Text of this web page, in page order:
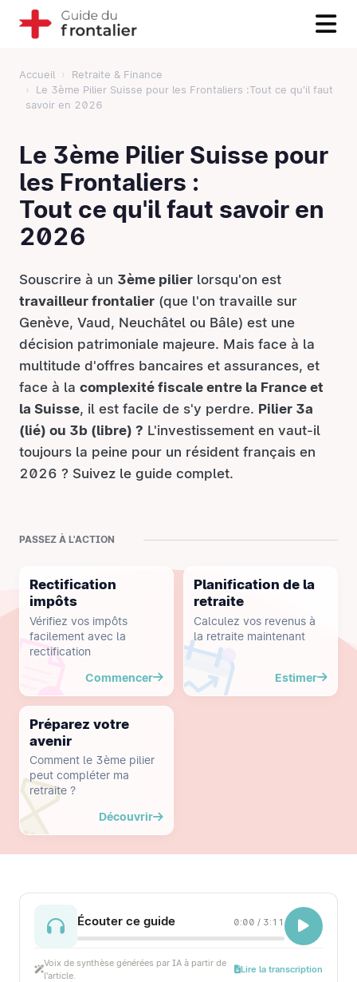
Accueil
Retraite & Finance
Le 3ème Pilier Suisse pour les Frontaliers :Tout ce qu'il faut
savoir en 2026
Le 3ème Pilier Suisse pour
les Frontaliers :
Tout ce qu'il faut savoir en
2026
Souscrire à un 3ème pilier lorsqu'on est
travailleur frontalier (que l'on travaille sur
Genève, Vaud, Neuchâtel ou Bâle) est une
décision patrimoniale majeure. Mais face à la
multitude d'offres bancaires et assurances, et
face à la complexité fiscale entre la France et
la Suisse, il est facile de s'y perdre. Pilier 3a
(lié) ou 3b (libre) ? L'investissement en vaut-il
toujours la peine pour un résident français en
2026 ? Suivez le guide complet.
PASSEZ À L'ACTION
Rectification
impôts
Vérifiez vos impôts
facilement avec la
rectification
Commencer
Planification de la
retraite
Calculez vos revenus à
la retraite maintenant
Estimer
Préparez votre
avenir
Comment le 3ème pilier
peut compléter ma
retraite ?
Découvrir
Écouter ce guide 0:00 / 3:11
Voix de synthèse générées par IA à partir de
l'article.
Lire la transcription